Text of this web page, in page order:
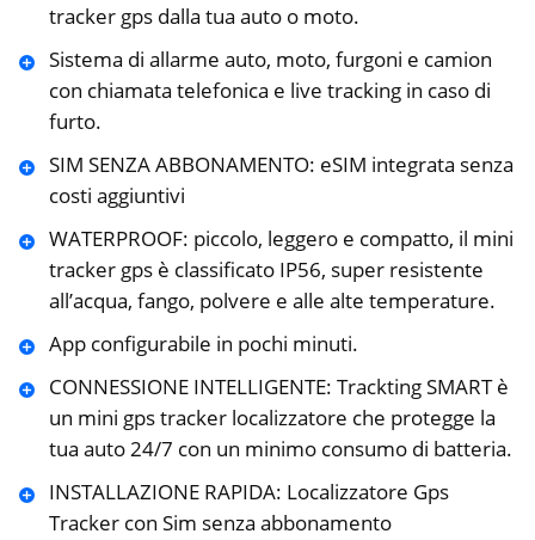
tracker gps dalla tua auto o moto.
Sistema di allarme auto, moto, furgoni e camion
con chiamata telefonica e live tracking in caso di
furto.
SIM SENZA ABBONAMENTO: eSIM integrata senza
costi aggiuntivi
WATERPROOF: piccolo, leggero e compatto, il mini
tracker gps è classificato IP56, super resistente
all’acqua, fango, polvere e alle alte temperature.
App configurabile in pochi minuti.
CONNESSIONE INTELLIGENTE: Trackting SMART è
un mini gps tracker localizzatore che protegge la
tua auto 24/7 con un minimo consumo di batteria.
INSTALLAZIONE RAPIDA: Localizzatore Gps
Tracker con Sim senza abbonamento